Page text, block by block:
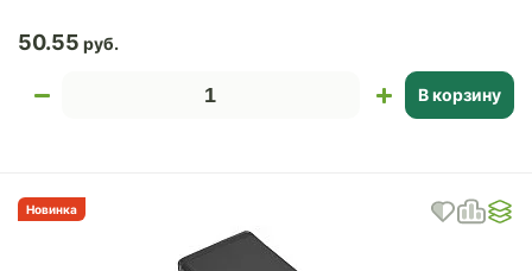
50.55
В корзину
Новинка